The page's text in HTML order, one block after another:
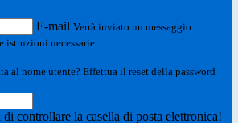
E-mail Verrà inviato un messaggio
necessarie.
al nome utente? Effettua il reset della password
controllare la casella di posta elettronica!